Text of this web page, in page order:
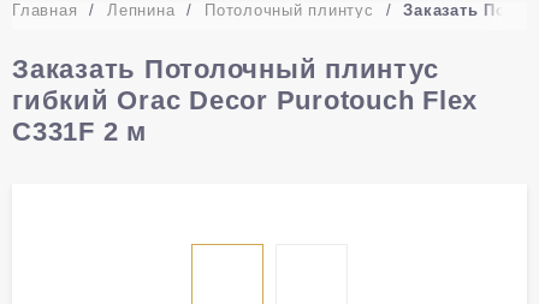
Главная / Лепнина / Потолочный плинтус / Заказать
Заказать Потолочный плинтус
гибкий Orac Decor Purotouch Flex
C331F 2 м